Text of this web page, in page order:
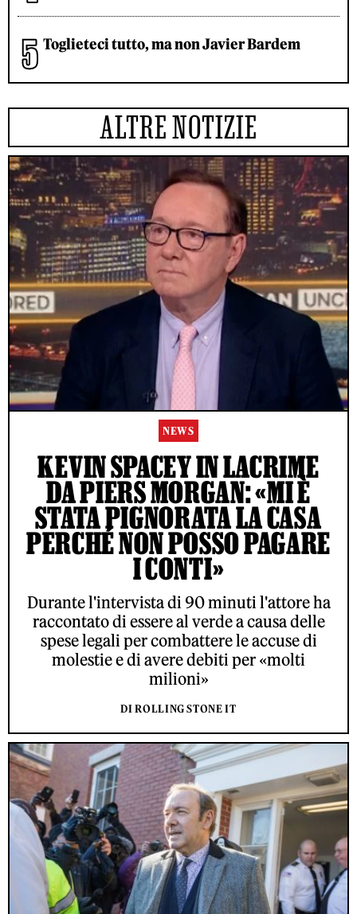
Toglieteci tutto, ma non Javier Bardem
ALTRE NOTIZIE
NEWS
KEVIN SPACEY IN LACRIME
DA PIERS MORGAN: «MI È
STATA PIGNORATA LA CASA
PERCHÉ NON POSSO PAGARE
I CONTI»
Durante l'intervista di 90 minuti l'attore ha
raccontato di essere al verde a causa delle
spese legali per combattere le accuse di
molestie e di avere debiti per «molti
milioni»
DI ROLLING STONE IT